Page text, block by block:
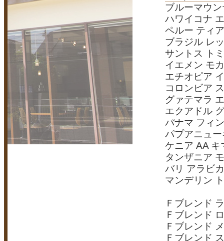
ブルーマウ
ハワイコナ
ペルー ティ
ブラジル レ
サントス ト
イエメン モ
エチオピア
コロンビア
グァテマラ
エクアドル
パナマ フィ
パプアニュ
ケニア AA キ
タンザニア
バリ アラビ
マンデリン
Ｆブレンド
Ｆブレンド
Ｆブレンド
Ｆブレンド